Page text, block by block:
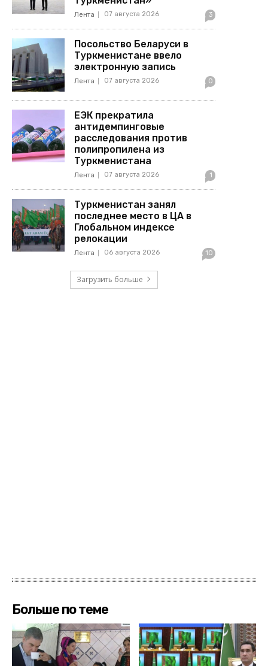
Лента 07 августа 2026 3
Посольство Беларуси в
Туркменистане ввело
электронную запись
Лента 07 августа 2026 0
ЕЭК прекратила
антидемпинговые
расследования против
полипропилена из
Туркменистана
Лента 07 августа 2026 1
Туркменистан занял
последнее место в ЦА в
Глобальном индексе
релокации
Лента 06 августа 2026 10
Загрузить больше
Больше по теме